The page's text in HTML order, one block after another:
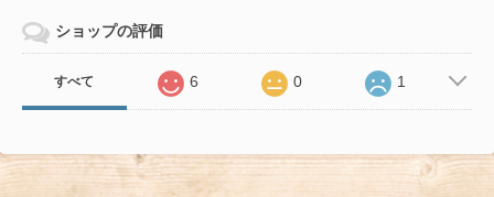
ショップの評価
すべて 6 0 1